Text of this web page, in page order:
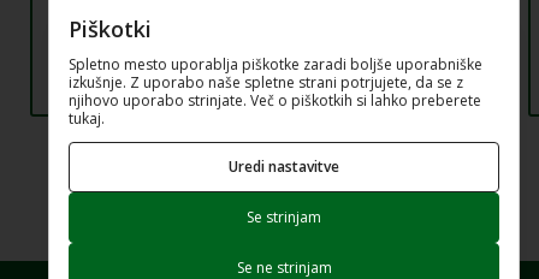
Piškotki
Spletno mesto uporablja piškotke zaradi boljše uporabniške
izkušnje. Z uporabo naše spletne strani potrjujete, da se z
njihovo uporabo strinjate. Več o piškotkih si lahko preberete
tukaj.
Uredi nastavitve
Se strinjam
Se ne strinjam